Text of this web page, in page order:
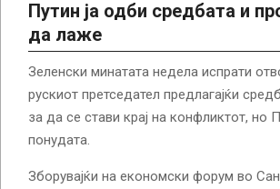
Путин ја одби средбата и
да лаже
Зеленски минатата недела испрати
рускиот претседател предлагајќи
за да се стави крај на конфликтот, но
понудата.
Зборувајќи на економски форум во